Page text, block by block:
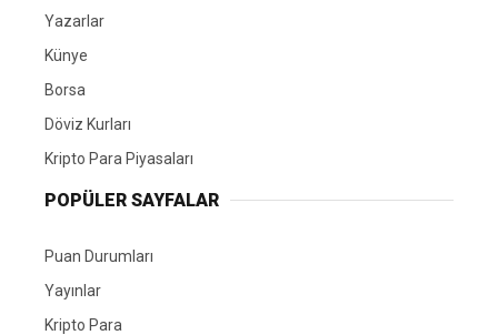
Yazarlar
Künye
Borsa
Döviz Kurları
Kripto Para Piyasaları
POPÜLER SAYFALAR
Puan Durumları
Yayınlar
Kripto Para